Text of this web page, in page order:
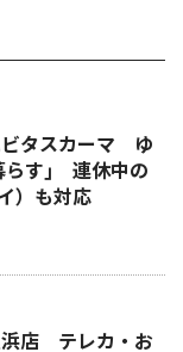
ビタスカーマ ゆ
らす｣ 連休中の
）も対応
浜店 テレカ・お